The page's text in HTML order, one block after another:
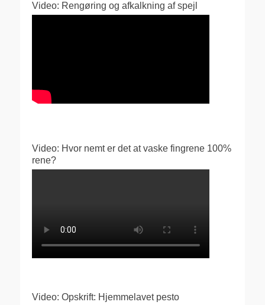
Video: Rengøring og afkalkning af spejl
Video: Hvor nemt er det at vaske fingrene 100%
rene?
Video: Opskrift: Hjemmelavet pesto